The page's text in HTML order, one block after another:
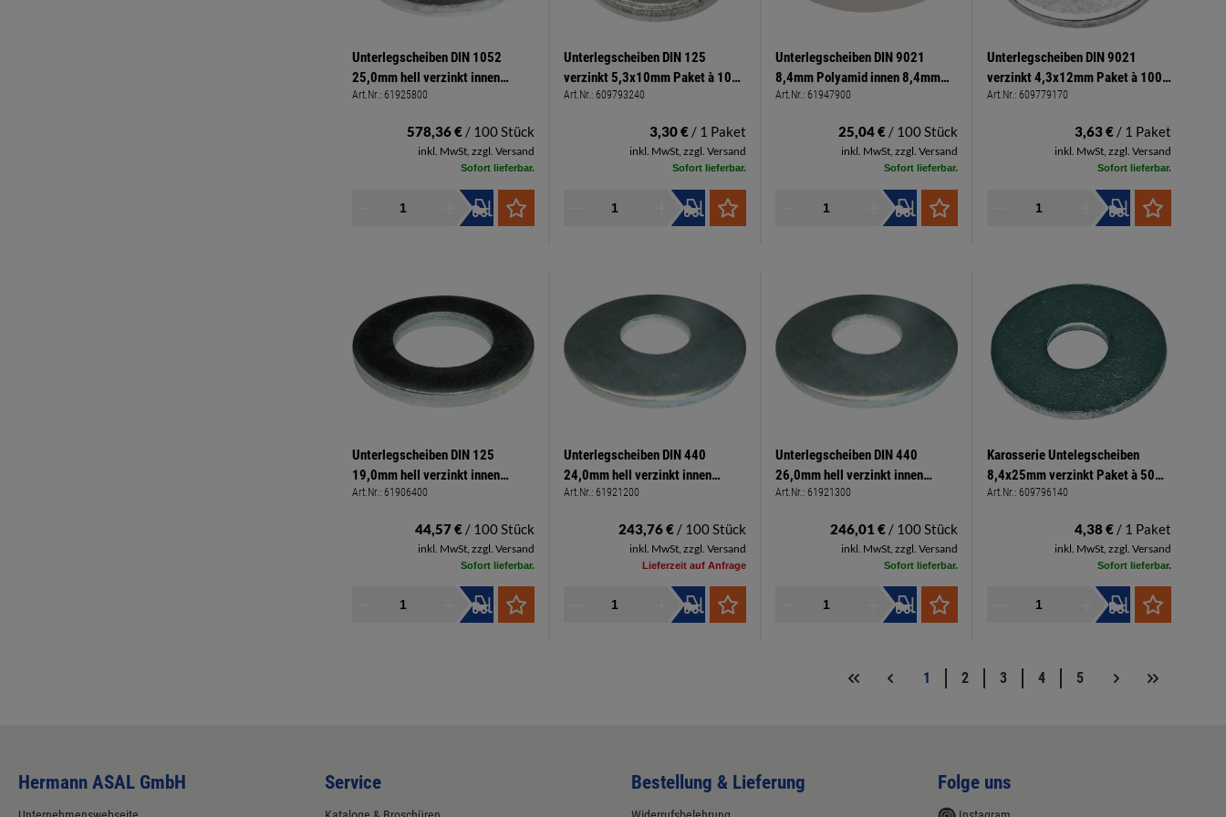
Unterlegscheiben DIN 1052
25,0mm hell verzinkt innen
25,0mm außen 92mm Stärke
Art.Nr.: 61925800
578,36 € / 100 Stück
inkl. MwSt, zzgl. Versand
Sofort lieferbar.
Unterlegscheiben DIN 125
verzinkt 5,3x10mm Paket à 100
Stück
Art.Nr.: 609793240
3,30 € / 1 Paket
inkl. MwSt, zzgl. Versand
Sofort lieferbar.
Unterlegscheiben DIN 9021
8,4mm Polyamid innen 8,4mm
außen 24mm Stärke 2,0mm
Art.Nr.: 61947900
25,04 € / 100 Stück
inkl. MwSt, zzgl. Versand
Sofort lieferbar.
Unterlegscheiben DIN 9021
verzinkt 4,3x12mm Paket à 100
Stück
Art.Nr.: 609779170
3,63 € / 1 Paket
inkl. MwSt, zzgl. Versand
Sofort lieferbar.
Unterlegscheiben DIN 125
19,0mm hell verzinkt innen
19mm außen 34mm Stärke
Art.Nr.: 61906400
44,57 € / 100 Stück
inkl. MwSt, zzgl. Versand
Sofort lieferbar.
Unterlegscheiben DIN 440
24,0mm hell verzinkt innen
24,0mm außen 80mm Stärke
Art.Nr.: 61921200
243,76 € / 100 Stück
inkl. MwSt, zzgl. Versand
Lieferzeit auf Anfrage
Unterlegscheiben DIN 440
26,0mm hell verzinkt innen
26,0mm außen 85mm Stärke
Art.Nr.: 61921300
246,01 € / 100 Stück
inkl. MwSt, zzgl. Versand
Sofort lieferbar.
Karosserie Untelegscheiben
8,4x25mm verzinkt Paket à 50
Stück
Art.Nr.: 609796140
4,38 € / 1 Paket
inkl. MwSt, zzgl. Versand
Sofort lieferbar.
1 2 3 4 5
Hermann ASAL GmbH Service Bestellung & Lieferung Folge uns